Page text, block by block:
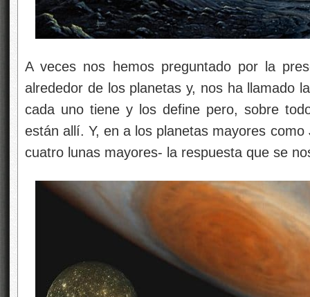
A veces nos hemos preguntado por la
alrededor de los planetas y, nos ha llamado
cada uno tiene y los define pero, sobre
están allí. Y, en a los planetas mayores
cuatro lunas mayores- la respuesta que se